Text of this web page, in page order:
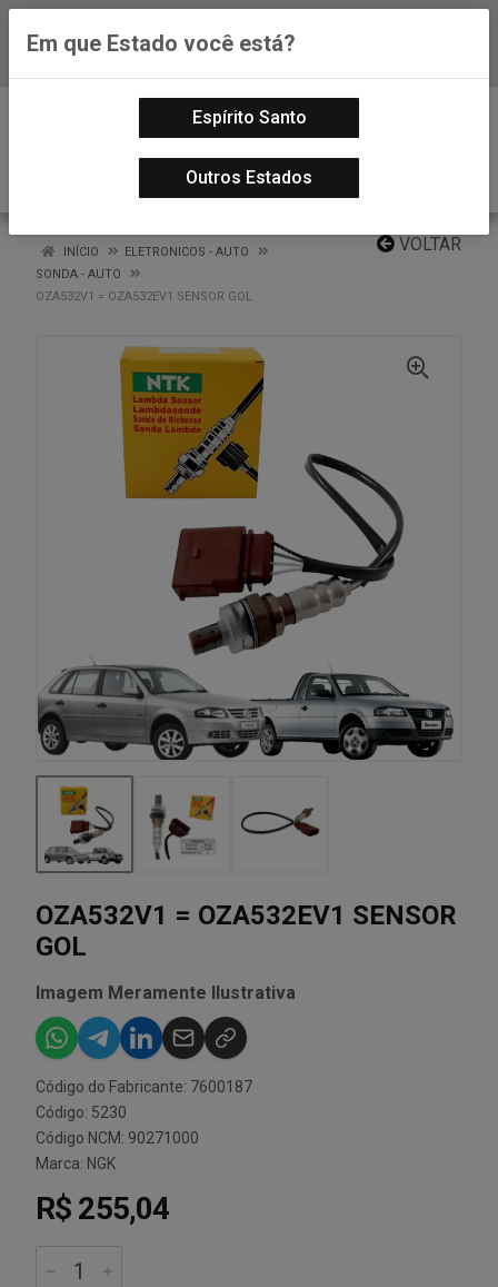
Baixe já nosso APP
VOLTAR
INÍCIO
ELETRONICOS - AUTO
SONDA - AUTO
OZA532V1 = OZA532EV1 SENSOR GOL
OZA532V1 = OZA532EV1 SENSOR
GOL
Imagem Meramente Ilustrativa
Código do Fabricante: 7600187
Código: 5230
Código NCM: 90271000
Marca: NGK
R$ 255,04
Em que Estado você está?
Espírito Santo
Outros Estados